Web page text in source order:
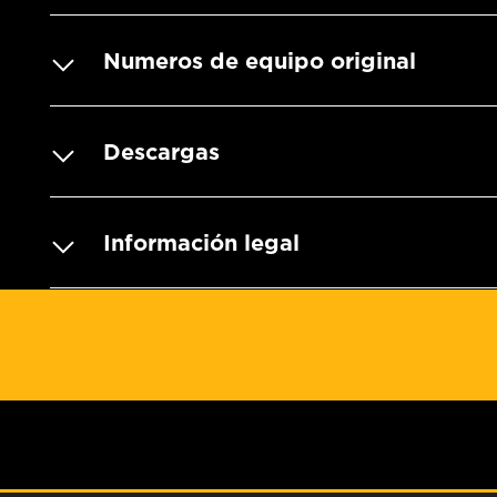
Numeros de equipo original
Descargas
Información legal